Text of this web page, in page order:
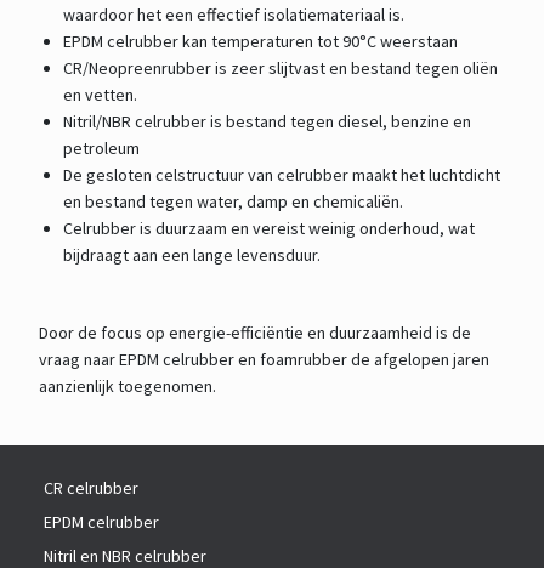
waardoor het een effectief isolatiemateriaal is.
EPDM celrubber kan temperaturen tot 90°C weerstaan
CR/Neopreenrubber is zeer slijtvast en bestand tegen oliën
en vetten.
Nitril/NBR celrubber is bestand tegen diesel, benzine en
petroleum
De gesloten celstructuur van celrubber maakt het luchtdicht
en bestand tegen water, damp en chemicaliën.
Celrubber is duurzaam en vereist weinig onderhoud, wat
bijdraagt aan een lange levensduur.
Door de focus op energie-efficiëntie en duurzaamheid is de
vraag naar EPDM celrubber en foamrubber de afgelopen jaren
aanzienlijk toegenomen.
CR celrubber
EPDM celrubber
Nitril en NBR celrubber